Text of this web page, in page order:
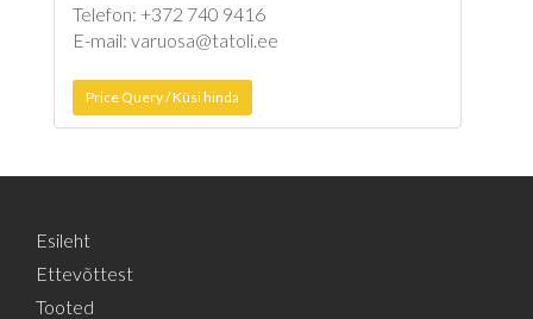
Telefon: +372 740 9416
E-mail: varuosa@tatoli.ee
Price Query / Küsi hinda
Esileht
Ettevõttest
Tooted